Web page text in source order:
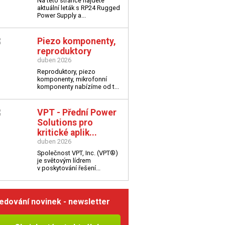
aktuální leták s RP24 Rugged
Power Supply a...
Piezo komponenty,
reproduktory
duben 2026
Reproduktory, piezo
komponenty, mikrofonní
komponenty nabízíme od t...
VPT - Přední Power
Solutions pro
kritické aplik...
duben 2026
Společnost VPT, Inc. (VPT®)
je světovým lídrem
v poskytování řešení...
novinek - newsletter